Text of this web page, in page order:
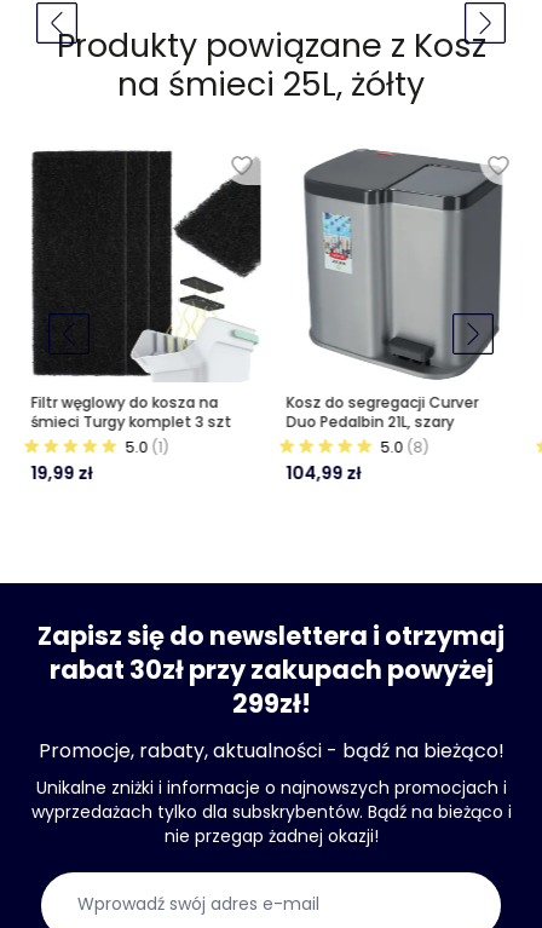
Produkty powiązane z Kosz
na śmieci 25L, żółty
Filtr węglowy do kosza na
śmieci Turgy komplet 3 szt
5.0 (1)
19,99 zł
Kosz do segregacji Curver
Duo Pedalbin 21L, szary
5.0 (8)
104,99 zł
Zapisz się do newslettera i otrzymaj
rabat 30zł przy zakupach powyżej
299zł!
Promocje, rabaty, aktualności - bądź na bieżąco!
Unikalne zniżki i informacje o najnowszych promocjach i
wyprzedażach tylko dla subskrybentów. Bądź na bieżąco i
nie przegap żadnej okazji!